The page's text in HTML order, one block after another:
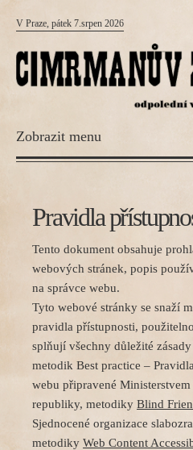
V Praze, pátek 7.srpen 2026
Zobrazit menu
Pravidla
Tento dokument obsahuje
webových stránek, popis
na správce webu.
Tyto webové stránky se snaží
pravidla přístupnosti,
splňují všechny důležité
metodik Best practice –
webu připravené
republiky, metodiky Blind
Sjednocené organizace
metodiky Web Content